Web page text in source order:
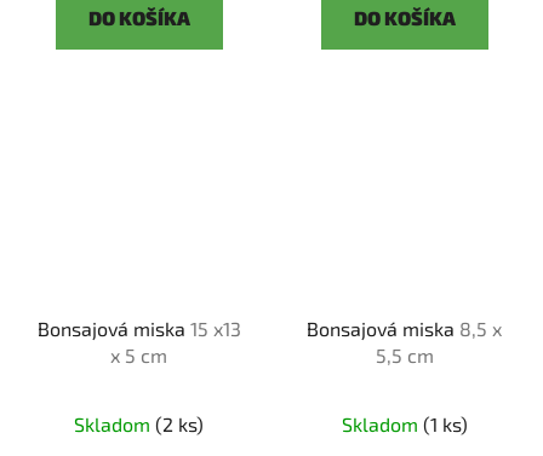
DO KOŠÍKA DO KOŠÍKA
Bonsajová miska 15 x13
x 5 cm
Skladom (2 ks)
Bonsajová miska 8,5 x
5,5 cm
Skladom (1 ks)